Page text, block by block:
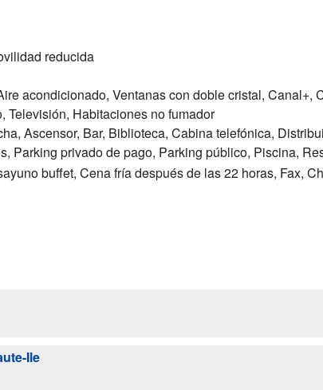
reducida
acondicionado, Ventanas con doble cristal,
Televisión, Habitaciones no fumador
Ascensor, Bar, Biblioteca, Cabina telefónica,
Parking privado de pago, Parking público, Piscina,
buffet, Cena fría después de las 22 horas, Fax,
Ile